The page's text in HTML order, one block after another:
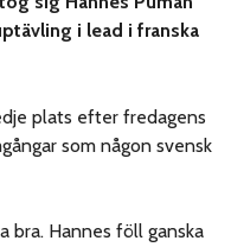
i lead i franska
plats efter fredagens
som någon svensk
bra. Hannes föll ganska